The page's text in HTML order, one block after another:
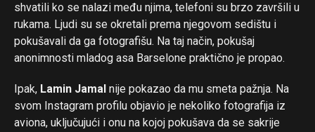
shvatili ko se nalazi među njima, telefoni su brzo završili u
rukama. Ljudi su se okretali prema njegovom sedištu i
pokušavali da ga fotografišu. Na taj način, pokušaj
anonimnosti mladog asa Barselone praktično je propao.
Ipak, Lamin Jamal nije pokazao da mu smeta pažnja. Na
svom Instagram profilu objavio je nekoliko fotografija iz
aviona, uključujući i onu na kojoj pokušava da se sakrije
Flipboard
Pinterest
Whatsapp